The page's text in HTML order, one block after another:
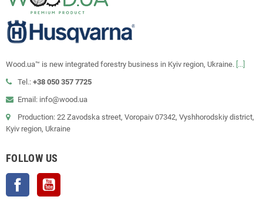
Wood.ua™ is new integrated forestry business in Kyiv region, Ukraine. [...]
Tel.: +38 050 357 7725
Email: info@wood.ua
Production: 22 Zavodska street, Voropaiv 07342, Vyshhorodskiy district,
Kyiv region, Ukraine
FOLLOW US
Facebook